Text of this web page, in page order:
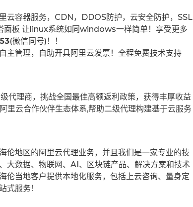
云容器服务，CDN，DDOS防护，云安全防护，SSL
面板 让linux系统如同windows一样简单！享受更多
(微信同号)！！
主管理，自助开具阿里云发票！全程免费技术支持
代理商，挑战全国最佳高额返利政策，获得丰厚收益
里云合作伙伴生态体系,帮助二级代理构建基于云服务
伦地区的阿里云代理业务，并且我们是一家专业的技
大数据、物联网、AI、区块链产品、解决方案和技术
伦当地客户提供本地化服务，包括上云咨询、量身定
式服务！